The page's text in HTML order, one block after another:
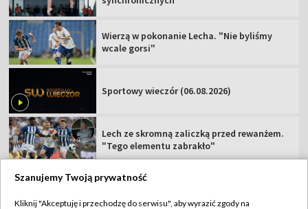
Wierzą w pokonanie Lecha. "Nie byliśmy
wcale gorsi"
Sportowy wieczór (06.08.2026)
Lech ze skromną zaliczką przed rewanżem.
"Tego elementu zabrakło"
Szanujemy Twoją prywatność
Kliknij "Akceptuję i przechodzę do serwisu", aby wyrazić zgody na